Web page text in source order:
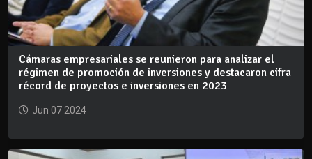
Cámaras empresariales se reunieron para analizar el
régimen de promoción de inversiones y destacaron cifra
récord de proyectos e inversiones en 2023
Jun 07 2024